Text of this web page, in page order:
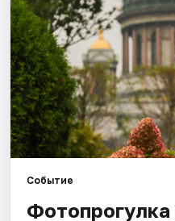
Квесты
Экскурсии
Спорт
События
Города
Событие
Фотопрогулка